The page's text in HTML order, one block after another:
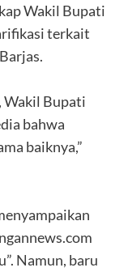
Wakil Bupati
terkait
Wakil Bupati
bahwa
baiknya,”
Namun, baru